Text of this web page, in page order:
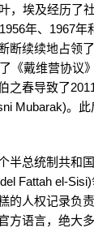
，埃及经历了
年、1967年
断续续地占领
《戴维营协议
之春导致了
Mubarak)。
半总统制共和
Fattah el-
的人权记录负
方语言，绝大